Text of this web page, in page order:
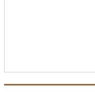
для ЧПУ, такими